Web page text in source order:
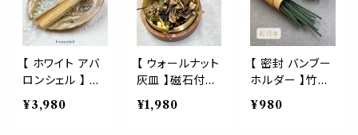
ンス パワースト
ーン インテリア
おしゃれ 香皿
灰皿
パロサント ミル
ラ フランキンセ
ンス パワースト
ーン インテリア
装飾 イベント 香
空間 ホワイト セ
ージ パロサント
ミルラ フランキ
ンセンス パワー
ストーン インテ
皿 灰皿
【 ホワイト アバ
ロンシェル 】 両
面磨き オースト
ラリア産 天然
¥3,980
【 ウォールナット
灰皿 】磁石付き
合金 ゴールド
お香 お茶 ポプリ
¥1,980
【 密封 バンブー
ホルダー 】竹製
容器 お香 線香
お茶 ハーブ ティ
¥980